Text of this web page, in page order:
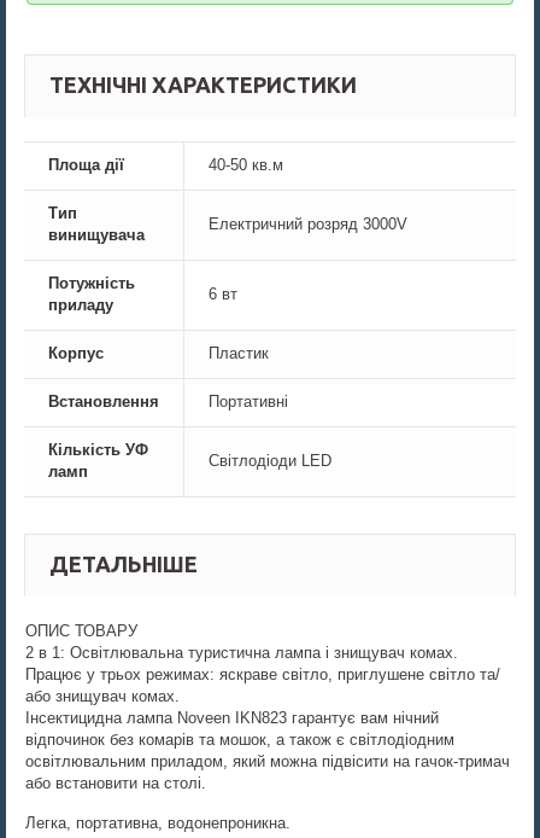
ТЕХНІЧНІ ХАРАКТЕРИСТИКИ
Площа дії 40-50 кв.м
Тип
винищувача
Електричний розряд 3000V
Потужність
приладу
6 вт
Корпус Пластик
Встановлення Портативні
Кількість УФ
ламп
Світлодіоди LED
ДЕТАЛЬНІШЕ
ОПИС ТОВАРУ
2 в 1: Освітлювальна туристична лампа і знищувач комах.
Працює у трьох режимах: яскраве світло, приглушене світло та/
або знищувач комах.
Інсектицидна лампа Noveen IKN823 гарантує вам нічний
відпочинок без комарів та мошок, а також є світлодіодним
освітлювальним приладом, який можна підвісити на гачок-тримач
або встановити на столі.
Легка, портативна, водонепроникна.